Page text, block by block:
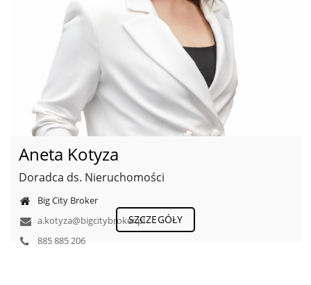
Aneta Kotyza
Doradca ds. Nieruchomości
Big City Broker
a.kotyza@bigcitybroker.pl
885 885 206
SZCZEGÓŁY